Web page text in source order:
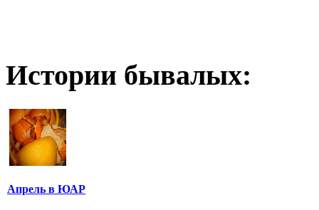
Истории бывалых:
Апрель в ЮАР